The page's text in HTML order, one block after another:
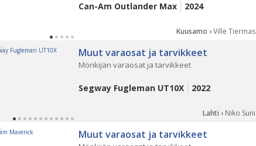
Can-Am Outlander Max 2024
Kuusamo ›Ville Tiermas
Muut varaosat ja tarvikkeet
Mönkijän varaosat ja tarvikkeet
Segway Fugleman UT10X 2022
Lahti › Niko Suni
Muut varaosat ja tarvikkeet